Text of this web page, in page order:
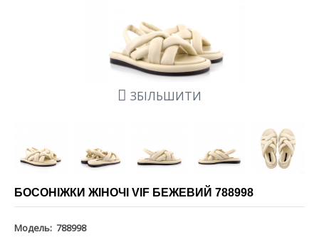
ЗБІЛЬШИТИ
БОСОНІЖКИ ЖІНОЧІ VIF БЕЖЕВИЙ 788998
Модель: 788998